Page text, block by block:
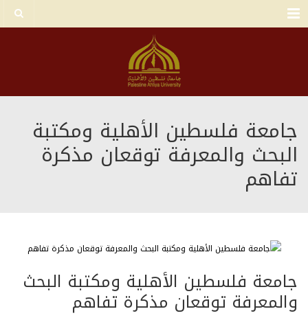
Menu
جامعة فلسطين الأهلية ومكتبة
البحث والمعرفة توقعان مذكرة
تفاهم
جامعة فلسطين الأهلية ومكتبة البحث
والمعرفة توقعان مذكرة تفاهم